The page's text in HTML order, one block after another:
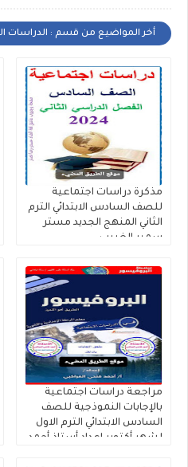
أخر المواضيع من قسم : الدراسات
مذكرة دراسات اجتماعية
للصف السادس الابتدائي الترم
الثاني المنهج الجديد مستر
سمير الغريب
مراجعة دراسات اجتماعية
بالإجابات النموذجية للصف
السادس الابتدائي الترم الاول
لشهر أكتوبر اعداد أستاذ أحمد